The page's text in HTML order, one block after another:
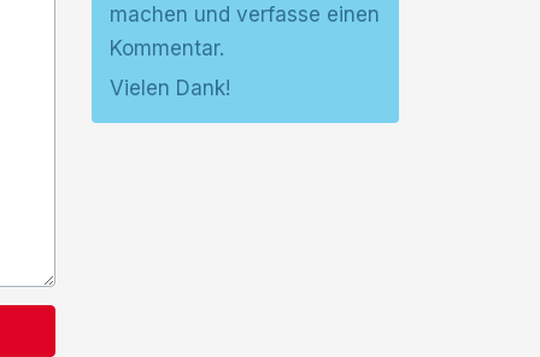
machen und verfasse einen
Kommentar.
Vielen Dank!